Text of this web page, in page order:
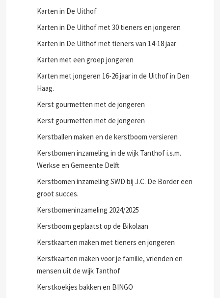
Karten in De Uithof
Karten in De Uithof met 30 tieners en jongeren
Karten in De Uithof met tieners van 14-18 jaar
Karten met een groep jongeren
Karten met jongeren 16-26 jaar in de Uithof in Den
Haag.
Kerst gourmetten met de jongeren
Kerst gourmetten met de jongeren
Kerstballen maken en de kerstboom versieren
Kerstbomen inzameling in de wijk Tanthof i.s.m.
Werkse en Gemeente Delft
Kerstbomen inzameling SWD bij J.C. De Border een
groot succes.
Kerstbomeninzameling 2024/2025
Kerstboom geplaatst op de Bikolaan
Kerstkaarten maken met tieners en jongeren
Kerstkaarten maken voor je familie, vrienden en
mensen uit de wijk Tanthof
Kerstkoekjes bakken en BINGO